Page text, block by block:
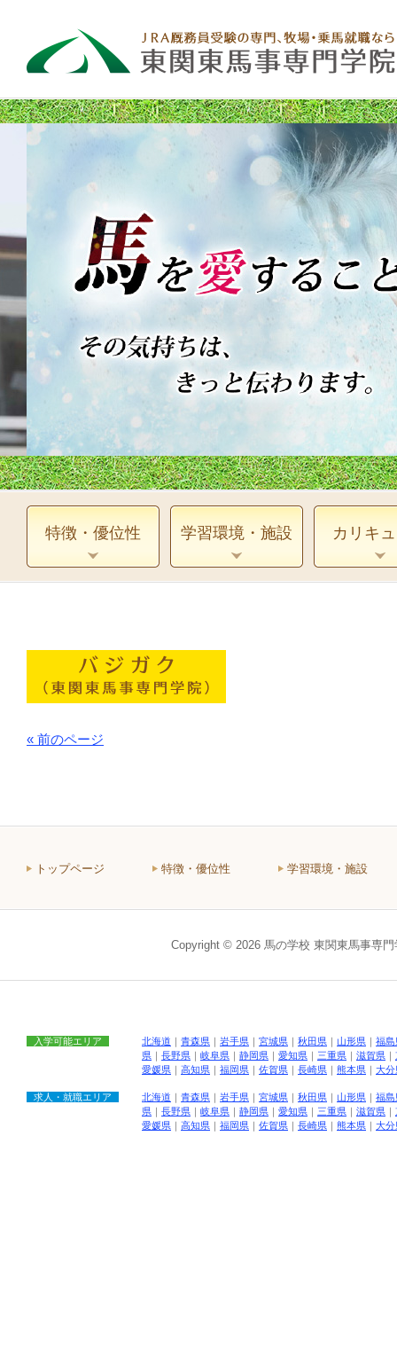
特徴・優位性 学習環境・施設 カリキ
« 前のページ
トップページ 特徴・優位性 学習環境・施設
Copyright © 2026 馬の学校 東関東馬事専
入学可能エリア 北海道 ｜ 青森県 ｜ 岩手県 ｜ 宮城県 ｜ 秋田県 ｜ 山形県 ｜ 福島
県 ｜ 長野県 ｜ 岐阜県 ｜ 静岡県 ｜ 愛知県 ｜ 三重県 ｜ 滋賀県 ｜
愛媛県 ｜ 高知県 ｜ 福岡県 ｜ 佐賀県 ｜ 長崎県 ｜ 熊本県 ｜ 大分
求人・就職エリア 北海道 ｜ 青森県 ｜ 岩手県 ｜ 宮城県 ｜ 秋田県 ｜ 山形県 ｜ 福島
県 ｜ 長野県 ｜ 岐阜県 ｜ 静岡県 ｜ 愛知県 ｜ 三重県 ｜ 滋賀県 ｜
愛媛県 ｜ 高知県 ｜ 福岡県 ｜ 佐賀県 ｜ 長崎県 ｜ 熊本県 ｜ 大分